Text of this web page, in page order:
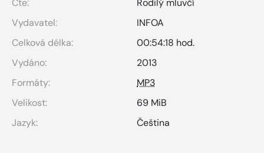
Čte:
Rodilý mluvčí
Vydavatel:
INFOA
Celková délka:
00:54:18 hod.
Vydáno:
2013
Formáty:
MP3
Velikost:
69 MiB
Jazyk:
Čeština